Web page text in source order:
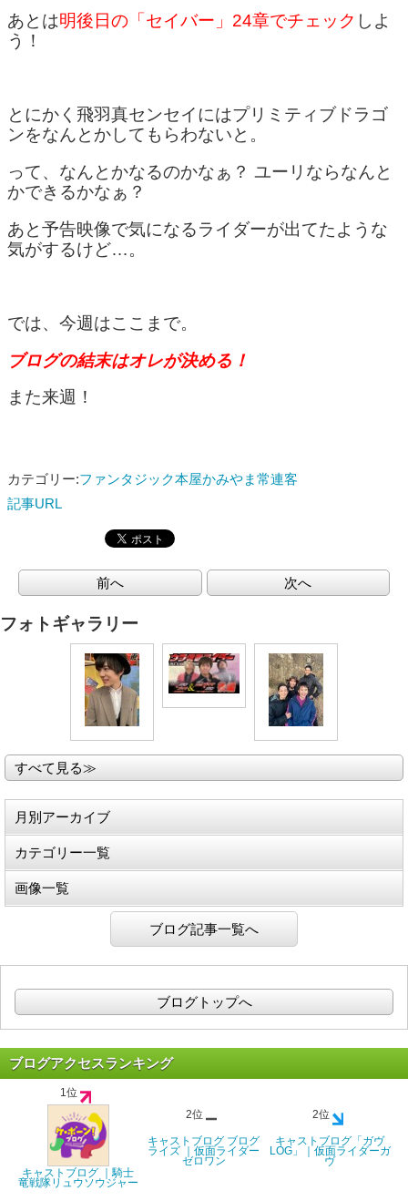
あとは明後日の「セイバー」24章でチェック しよ
う！
とにかく飛羽真センセイにはプリミティブドラゴ
ンをなんとかしてもらわないと。
って、なんとかなるのかなぁ？ ユーリならなんと
かできるかなぁ？
あと予告映像で気になるライダーが出てたような
気がするけど…。
では、今週はここまで。
ブログの結末はオレが決める！
また来週！
カテゴリー:ファンタジック本屋かみやま常連客
記事URL
前へ 次へ
フォトギャラリー
すべて見る≫
月別アーカイブ
カテゴリー一覧
画像一覧
ブログ記事一覧へ
ブログトップへ
ブログアクセスランキング
1位
キャストブログ ｜騎士
竜戦隊リュウソウジャー
2位
キャストブログ ブログ
ライズ ｜仮面ライダー
ゼロワン
2位
キャストブログ「ガヴ
LOG」｜仮面ライダーガ
ヴ